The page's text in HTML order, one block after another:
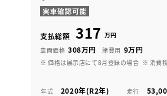
支払総額 317 万円
車両価格 308万円 諸費用 9万円
※ 価格は展示店にて8月登録の場合 ※ 消費
年式 2020年(R2年) 走行